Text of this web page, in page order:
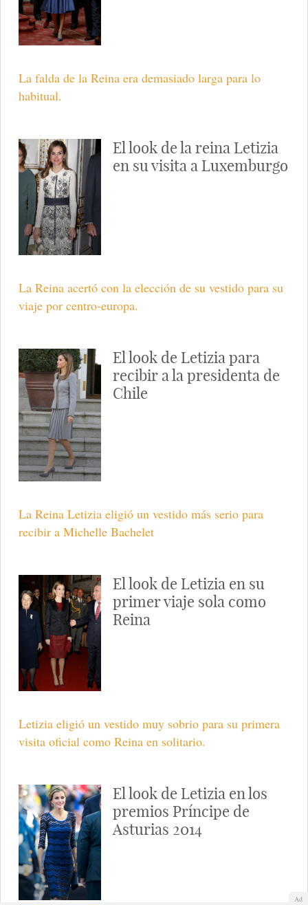
La falda de la Reina era demasiado larga para lo
habitual.
El look de la reina Letizia
en su visita a Luxemburgo
La Reina acertó con la elección de su vestido para su
viaje por centro-europa.
El look de Letizia para
recibir a la presidenta de
Chile
La Reina Letizia eligió un vestido más serio para
recibir a Michelle Bachelet
El look de Letizia en su
primer viaje sola como
Reina
Letizia eligió un vestido muy sobrio para su primera
visita oficial como Reina en solitario.
El look de Letizia en los
premios Príncipe de
Asturias 2014
Ad